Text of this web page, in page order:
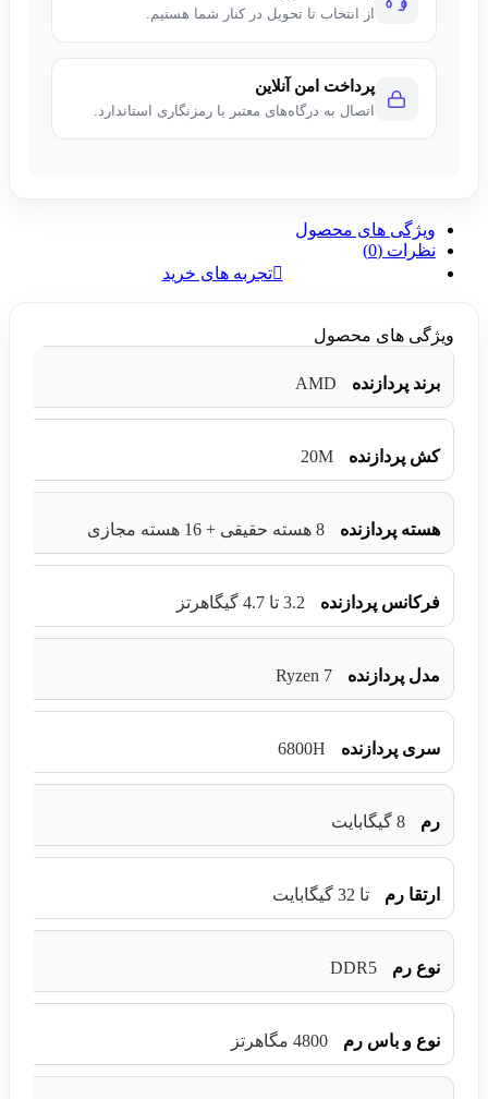
از انتخاب تا تحویل در کنار شما هستیم.
پرداخت امن آنلاین
اتصال به درگاه‌های معتبر با رمزنگاری استاندارد.
ویژگی های محصول
نظرات (0)
تجربه های خرید
ویژگی های محصول
برند پردازنده AMD
کش پردازنده 20M
هسته پردازنده 8 هسته حقیقی + 16 هسته مجازی
فرکانس پردازنده 3.2 تا 4.7 گیگاهرتز
مدل پردازنده Ryzen 7
سری پردازنده 6800H
رم 8 گیگابایت
ارتقا رم تا 32 گیگابایت
نوع رم DDR5
نوع و باس رم 4800 مگاهرتز